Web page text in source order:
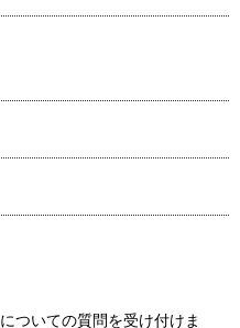
ついての質問を受け付けま